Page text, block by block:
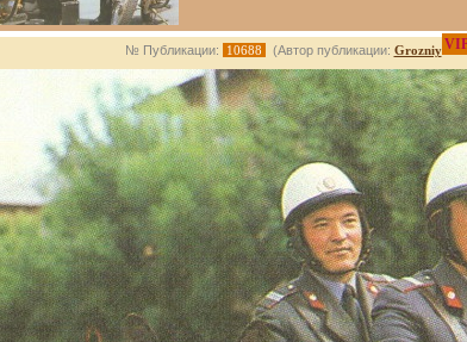
№ Публикации: 10688 (Автор публикации: Grozniy